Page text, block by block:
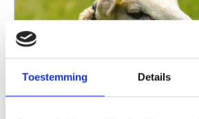
Toestemming Details